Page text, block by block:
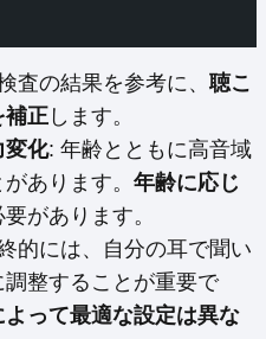
査の結果を参考に、 聴こ
補正 します。
変化: 年齢とともに高音域
あります。 年齢に応じ
があります。
的には、自分の耳で聞い
整することが重要で
って最適な設定は異な